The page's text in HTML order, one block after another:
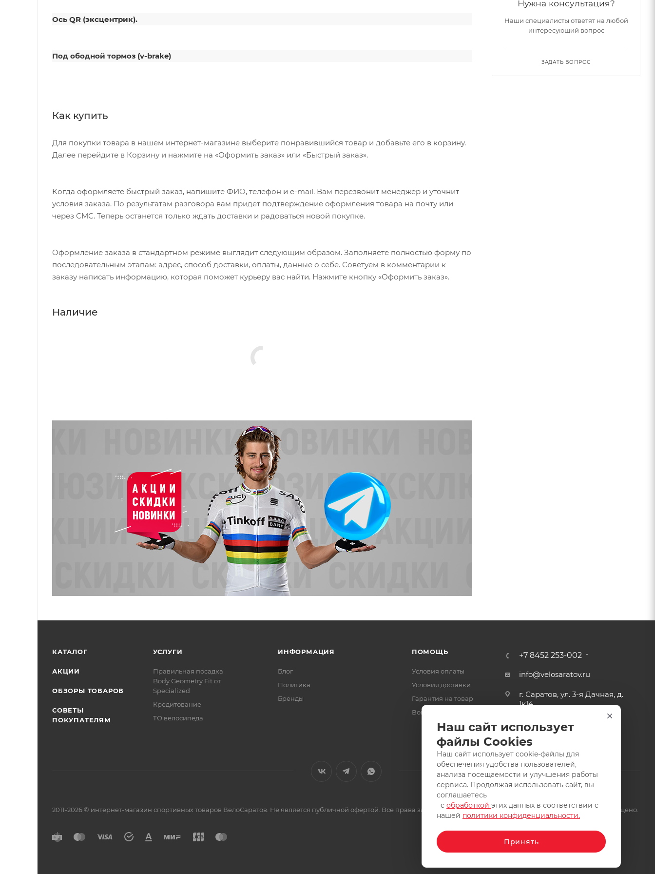
Ось QR (эксцентрик).
Под ободной тормоз (v-brake)
Как купить
Для покупки товара в нашем интернет-магазине выберите понравившийся товар и добавьте его в корзину.
Далее перейдите в Корзину и нажмите на «Оформить заказ» или «Быстрый заказ».
Когда оформляете быстрый заказ, напишите ФИО, телефон и e-mail. Вам перезвонит менеджер и уточнит
условия заказа. По результатам разговора вам придет подтверждение оформления товара на почту или
через СМС. Теперь останется только ждать доставки и радоваться новой покупке.
Оформление заказа в стандартном режиме выглядит следующим образом. Заполняете полностью форму по
последовательным этапам: адрес, способ доставки, оплаты, данные о себе. Советуем в комментарии к
заказу написать информацию, которая поможет курьеру вас найти. Нажмите кнопку «Оформить заказ».
Наличие
Нужна консультация?
Наши специалисты ответят на любой
интересующий вопрос
ЗАДАТЬ ВОПРОС
КАТАЛОГ
АКЦИИ
ОБЗОРЫ ТОВАРОВ
СОВЕТЫ
ПОКУПАТЕЛЯМ
УСЛУГИ
Правильная посадка
Body Geometry Fit от
Specialized
Кредитование
ТО велосипеда
ИНФОРМАЦИЯ
Блог
Политика
Бренды
ПОМОЩЬ
Условия оплаты
Условия доставки
Гарантия на товар
Вопрос-ответ
+7 8452 253-002
info@velosaratov.ru
г. Саратов, ул. 3-я Дачная, д.
1к14
2011-2026 © интернет-магазин спортивных товаров ВелоСаратов. Не является публичной офертой. Все права защищены. Заимствование материалов и фотографий запрещено.
Наш сайт использует
файлы Cookies
Наш сайт использует cookie-файлы для
обеспечения удобства пользователей,
анализа посещаемости и улучшения работы
сервиса. Продолжая использовать сайт, вы
соглашаетесь
с обработкой этих данных в соответствии с
нашей политики конфиденциальности.
Принять